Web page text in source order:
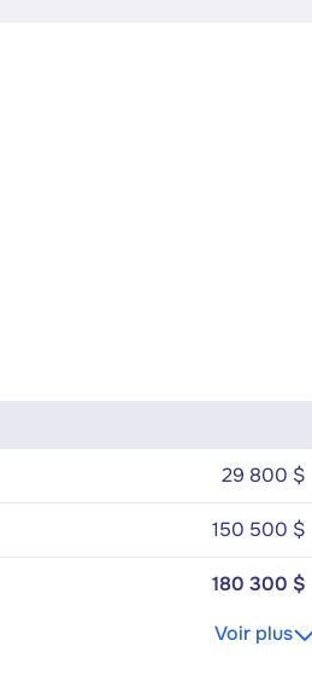
29 800 $
150 500 $
180 300 $
Voir plus